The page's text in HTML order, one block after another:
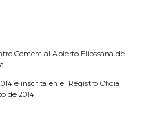
Comercial Abierto Eliossana de
e inscrita en el Registro Oficial
de 2014